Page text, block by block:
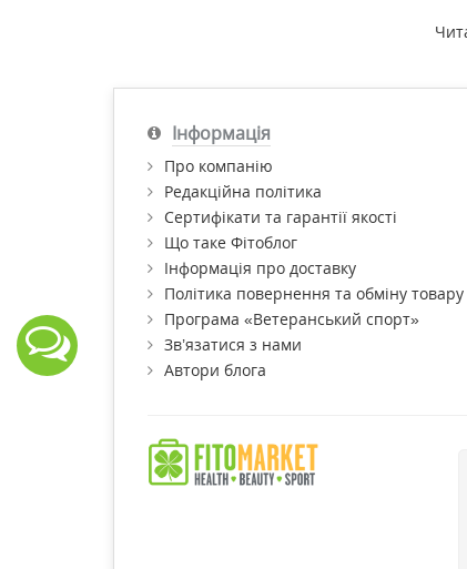
Не
Інформація
Про компанію
Редакційна політика
Сертифікати та гарантії якості
Що таке Фітоблог
Інформація про доставку
Політика повернення та обміну товару
Програма «Ветеранський спорт»
Зв’язатися з нами
Автори блога